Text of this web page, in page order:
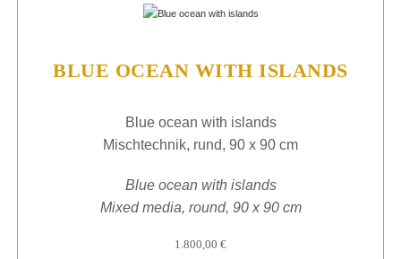
BLUE OCEAN WITH ISLANDS
Blue ocean with islands
Mischtechnik, rund, 90 x 90 cm
Blue ocean with islands
Mixed media, round, 90 x 90 cm
1.800,00 €